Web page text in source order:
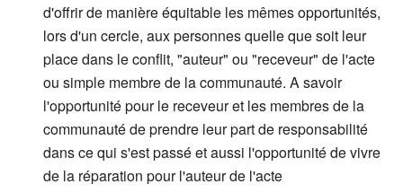
d'offrir de manière équitable les mêmes opportunités,
lors d'un cercle, aux personnes quelle que soit leur
place dans le conflit, "auteur" ou "receveur" de l'acte
ou simple membre de la communauté. A savoir
l'opportunité pour le receveur et les membres de la
communauté de prendre leur part de responsabilité
dans ce qui s'est passé et aussi l'opportunité de vivre
de la réparation pour l'auteur de l'acte